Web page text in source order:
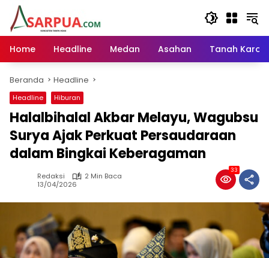
Langsung
konten
Home
Headline Medan Asahan Tanah Karo
Beranda Headline
Headline Hiburan
Halalbihalal Akbar Melayu, Wagubsu
Surya Ajak Perkuat Persaudaraan
dalam Bingkai Keberagaman
Redaksi
2 Min Baca
13/04/2026
33